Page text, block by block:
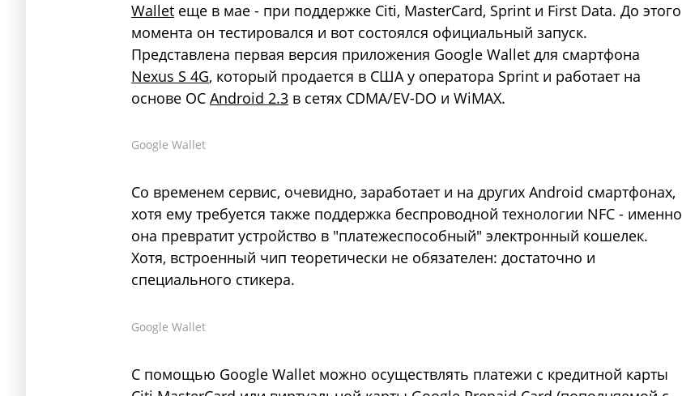
Wallet еще в мае - при поддержке Citi, MasterCard, Sprint и First Data. До этого
момента он тестировался и вот состоялся официальный запуск.
Представлена первая версия приложения Google Wallet для смартфона
Nexus S 4G, который продается в США у оператора Sprint и работает на
основе ОС Android 2.3 в сетях CDMA/EV-DO и WiMAX.
Google Wallet
Со временем сервис, очевидно, заработает и на других Android смартфонах,
хотя ему требуется также поддержка беспроводной технологии NFC - именно
она превратит устройство в "платежеспособный" электронный кошелек.
Хотя, встроенный чип теоретически не обязателен: достаточно и
специального стикера.
Google Wallet
С помощью Google Wallet можно осуществлять платежи с кредитной карты